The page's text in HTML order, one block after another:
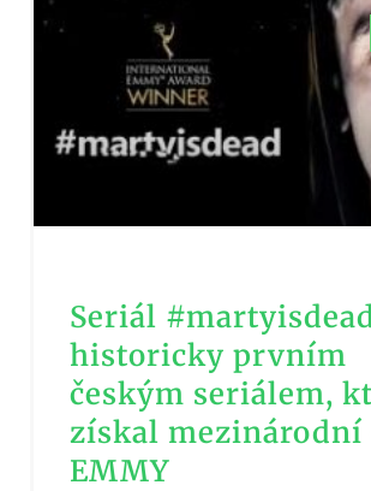
Seriál
historicky prvním
českým seriálem,
získal mezinárodní
EMMY